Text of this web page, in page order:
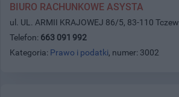
BIURO RACHUNKOWE ASYSTA
ul. UL. ARMII KRAJOWEJ 86/5, 83-110 Tczew
Telefon: 663 091 992
Kategoria: Prawo i podatki, numer: 3002